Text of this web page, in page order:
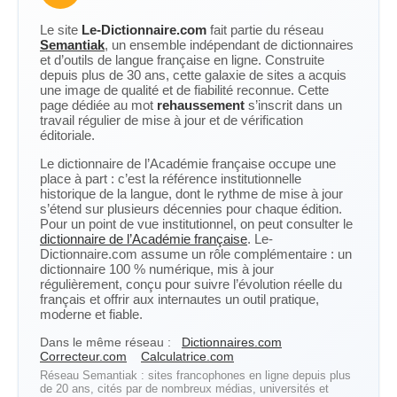
Le site Le-Dictionnaire.com fait partie du réseau
Semantiak, un ensemble indépendant de dictionnaires
et d’outils de langue française en ligne. Construite
depuis plus de 30 ans, cette galaxie de sites a acquis
une image de qualité et de fiabilité reconnue. Cette
page dédiée au mot rehaussement s’inscrit dans un
travail régulier de mise à jour et de vérification
éditoriale.
Le dictionnaire de l’Académie française occupe une
place à part : c’est la référence institutionnelle
historique de la langue, dont le rythme de mise à jour
s’étend sur plusieurs décennies pour chaque édition.
Pour un point de vue institutionnel, on peut consulter le
dictionnaire de l’Académie française. Le-
Dictionnaire.com assume un rôle complémentaire : un
dictionnaire 100 % numérique, mis à jour
régulièrement, conçu pour suivre l’évolution réelle du
français et offrir aux internautes un outil pratique,
moderne et fiable.
Dans le même réseau :
Dictionnaires.com
Correcteur.com
Calculatrice.com
Réseau Semantiak : sites francophones en ligne depuis plus
de 20 ans, cités par de nombreux médias, universités et